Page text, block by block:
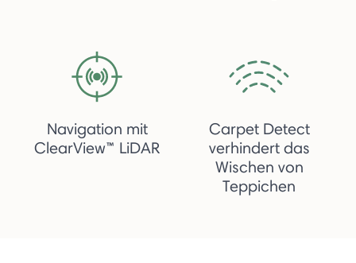
Navigation mit
ClearView™ LiDAR
Carpet Detect
verhindert das
Wischen von
Teppichen